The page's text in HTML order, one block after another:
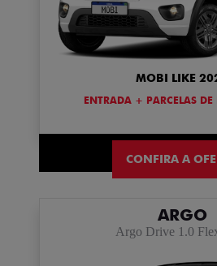
MOBI LIKE
ENTRADA + PARCELAS
CONFIRA A
ARGO
Argo Drive 1.0